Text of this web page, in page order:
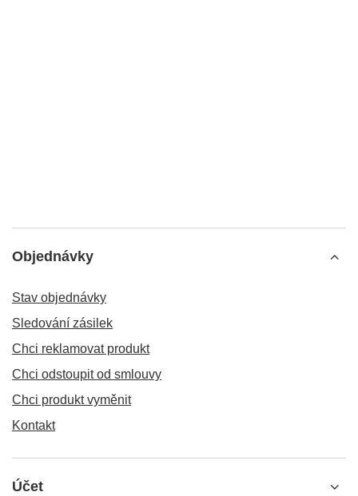
Objednávky
Stav objednávky
Sledování zásilek
Chci reklamovat produkt
Chci odstoupit od smlouvy
Chci produkt vyměnit
Kontakt
Účet